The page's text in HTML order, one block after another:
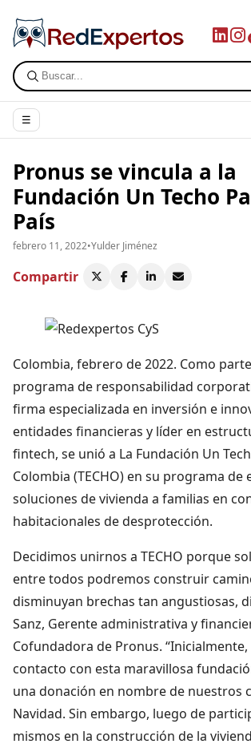
☰
Pronus se vincula a la
Fundación Un Techo
País
febrero 11, 2022•Yulder Jiménez
Compartir
Colombia, febrero de 2022. Como
programa de responsabilidad
firma especializada en inversión e
entidades financieras y líder en
fintech, se unió a La Fundación Un
Colombia (TECHO) en su programa de
soluciones de vivienda a familias en
habitacionales de desprotección.
Decidimos unirnos a TECHO porque
entre todos podremos construir
disminuyan brechas tan angustiosas,
Sanz, Gerente administrativa y
Cofundadora de Pronus.
contacto con esta maravillosa
una donación en nombre de nuestros
Navidad. Sin embargo, luego de
mismos en la construcción de la